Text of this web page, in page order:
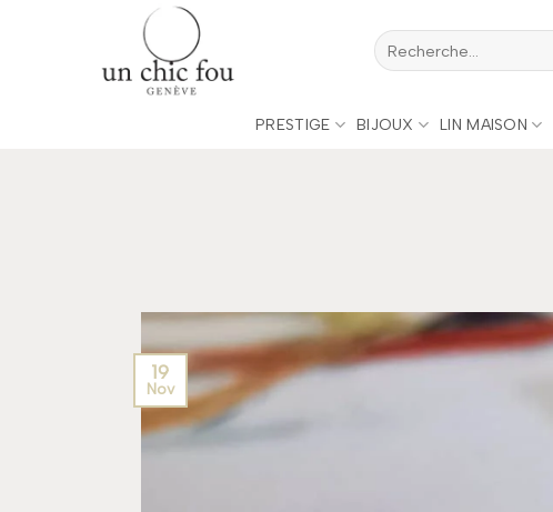
Recherche
pour :
PRESTIGE BIJOUX LIN MAISON
19
Nov